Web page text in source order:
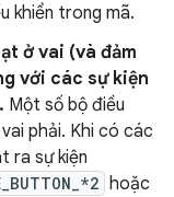
khiển trong mã.
ở vai (và đảm
với các sự kiện
Một số bộ điều
phải. Khi có các
ra sự kiện
hoặc